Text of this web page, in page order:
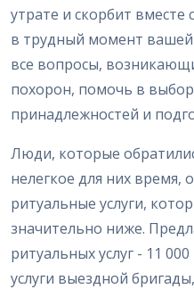
утрате и скорбит
в трудный момент
все вопросы,
похорон, помочь в
принадлежностей и
Люди, которые
нелегкое для них
ритуальные услуги,
значительно ниже.
ритуальных услуг - 11
услуги выездной